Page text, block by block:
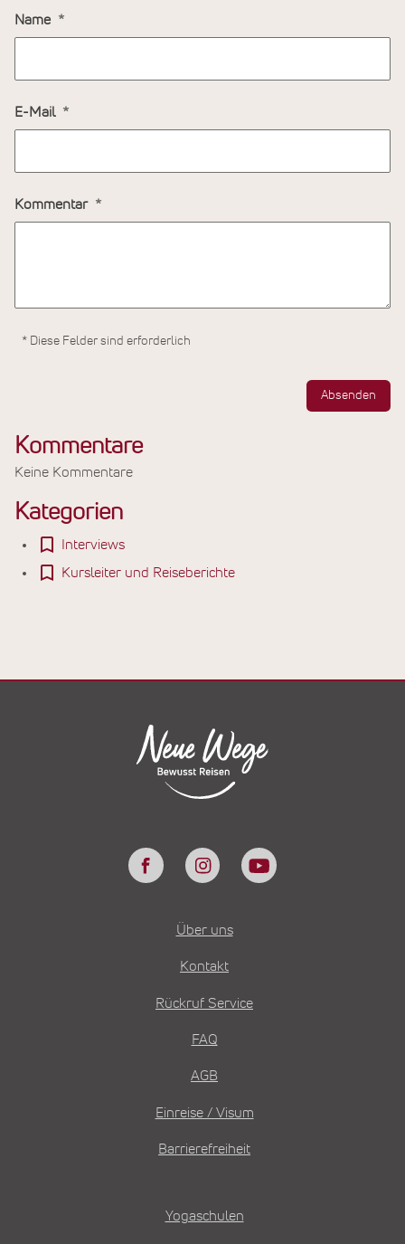
Name
E-Mail
Kommentar
* Diese Felder sind erforderlich
Absenden
Kommentare
Keine Kommentare
Kategorien
Interviews
Kursleiter und Reiseberichte
Über uns
Kontakt
Rückruf Service
FAQ
AGB
Einreise / Visum
Barrierefreiheit
Yogaschulen